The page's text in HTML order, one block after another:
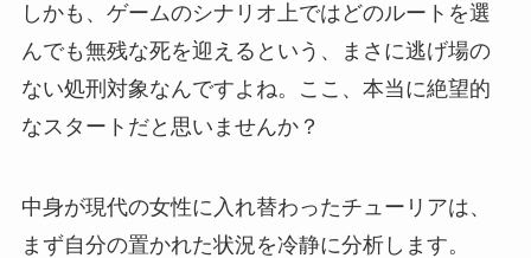
しかも、ゲームのシナリオ上ではどのルートを選
んでも無残な死を迎えるという、まさに逃げ場の
ない処刑対象なんですよね。ここ、本当に絶望的
なスタートだと思いませんか？
中身が現代の女性に入れ替わったチューリアは、
まず自分の置かれた状況を冷静に分析します。